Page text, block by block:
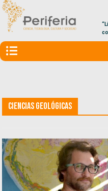
“Lila
Ciencias Geológicas